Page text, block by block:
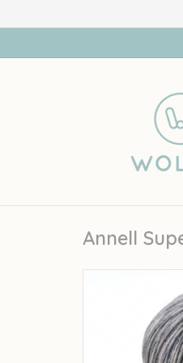
Annell